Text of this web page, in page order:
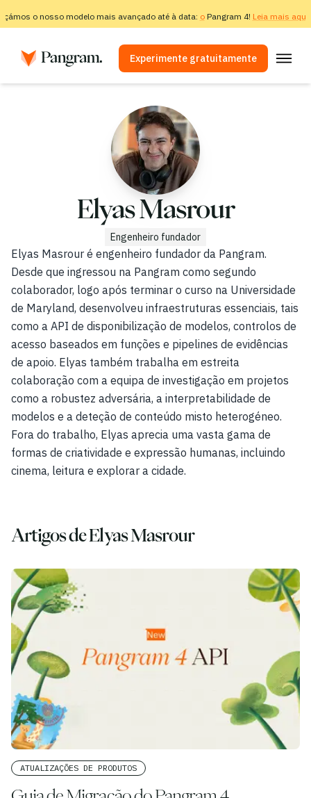
o nosso modelo mais avançado até à data: oPangram 4! Leia mais aqui.
Experimente gratuitamente
Extensão do navegador
Verificador de plágio
Detecção multilingue por IA
Casos de utilização
Empresa
Blog
Preços
Contacte o departamento de vendas
Iniciar sessão
Elyas Masrour
Engenheiro fundador
Elyas Masrour é engenheiro fundador da Pangram.
Desde que ingressou na Pangram como segundo
colaborador, logo após terminar o curso na Universidade
de Maryland, desenvolveu infraestruturas essenciais, tais
como a API de disponibilização de modelos, controlos de
acesso baseados em funções e pipelines de evidências
de apoio. Elyas também trabalha em estreita
colaboração com a equipa de investigação em projetos
como a robustez adversária, a interpretabilidade de
modelos e a deteção de conteúdo misto heterogéneo.
Fora do trabalho, Elyas aprecia uma vasta gama de
formas de criatividade e expressão humanas, incluindo
cinema, leitura e explorar a cidade.
Artigos de Elyas Masrour
ATUALIZAÇÕES DE PRODUTOS